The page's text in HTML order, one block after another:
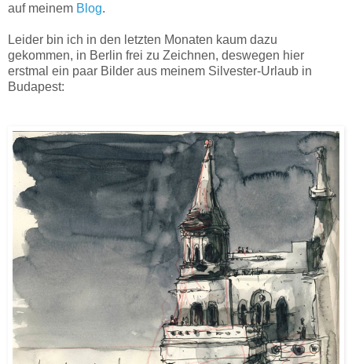
auf meinem Blog.
Leider bin ich in den letzten Monaten kaum dazu
gekommen, in Berlin frei zu Zeichnen, deswegen hier
erstmal ein paar Bilder aus meinem Silvester-Urlaub in
Budapest: